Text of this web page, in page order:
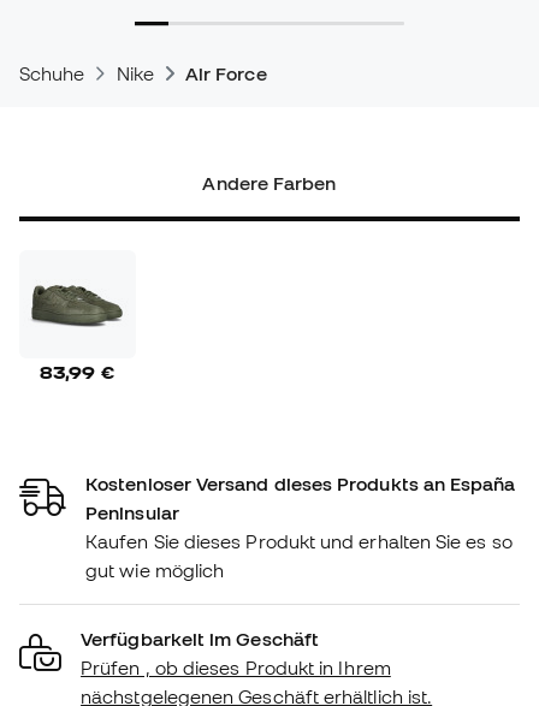
Schuhe Nike Air Force
Andere Farben
83,99 €
Kostenloser Versand dieses Produkts an España
Peninsular
Kaufen Sie dieses Produkt und erhalten Sie es so
gut wie möglich
Verfügbarkeit im Geschäft
Prüfen , ob dieses Produkt in Ihrem
nächstgelegenen Geschäft erhältlich ist.